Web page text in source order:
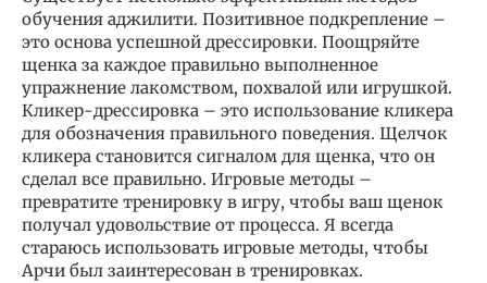
обучения аджилити. Позитивное подкрепление –
это основа успешной дрессировки. Поощряйте
щенка за каждое правильно выполненное
упражнение лакомством, похвалой или игрушкой.
Кликер-дрессировка – это использование кликера
для обозначения правильного поведения. Щелчок
кликера становится сигналом для щенка, что он
сделал все правильно. Игровые методы –
превратите тренировку в игру, чтобы ваш щенок
получал удовольствие от процесса. Я всегда
стараюсь использовать игровые методы, чтобы
Арчи был заинтересован в тренировках.